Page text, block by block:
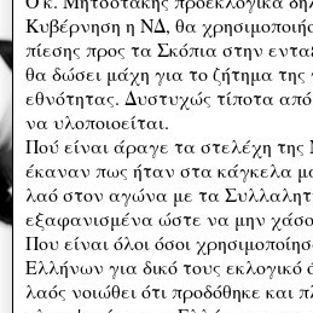
Κυβέρνηση η ΝΔ, θα
πίεσης προς τα Σκόπια στην
θα δώσει μάχη για το ζήτημα
εθνότητας. Δυστυχώς τίποτα
να υλοποιοείται.
Πού είναι άραγε τα στελέχη
έκαναν πως ήταν στα κάγκελα
λαό στον αγώνα με τα
εξαφανισμένα ώστε να μην
Που είναι όλοι όσοι
Ελλήνων για δικό τους εκλογικό
λαός νοιώθει ότι προδόθηκε και